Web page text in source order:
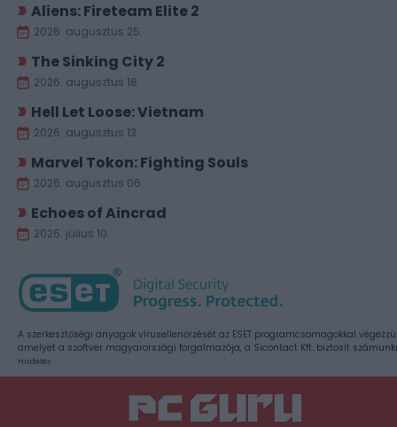
Aliens: Fireteam Elite 2
2026. augusztus 25.
The Sinking City 2
2026. augusztus 18.
Hell Let Loose: Vietnam
2026. augusztus 13.
Marvel Tokon: Fighting Souls
2026. augusztus 06.
Echoes of Aincrad
2026. július 10.
A szerkesztőségi anyagok vírusellenőrzését az ESET programcsomagokkal
amelyet a szoftver magyarországi forgalmazója, a Sicontact Kft. biztosít
Hirdetés